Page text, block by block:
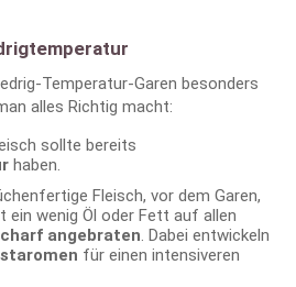
Temperatur-Garen besonders
alles Richtig macht:
sollte bereits
haben.
Fleisch, vor dem Garen,
ein wenig Öl oder Fett auf allen
angebraten. Dabei entwickeln
für einen intensiveren